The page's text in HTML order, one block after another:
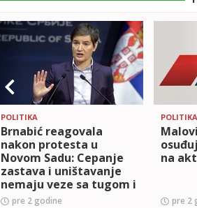
POLITIKA
Brnabić reagovala
nakon protesta u
Novom Sadu: Cepanje
zastava i uništavanje
nemaju veze sa tugom i
solidarnošću
pre 2 godine
POLITIKA
na
pre 2